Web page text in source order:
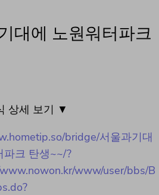
대에 노원워터파크
상세 보기 ▼
bridge/서울과기대
파크 탄생~~/?
www/user/bbs/B